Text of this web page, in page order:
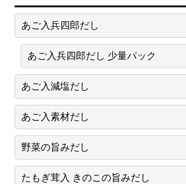
あご入兵四郎だし
あご入兵四郎だし 少量パック
あご入減塩だし
あご入素材だし
野菜の旨みだし
たもぎ茸入 きのこの旨みだし